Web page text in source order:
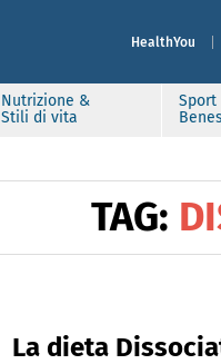
HealthYou
Nutrizione &
Stili di vita
Sport
TAG:
La dieta